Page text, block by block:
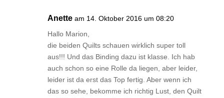
Anette am 14. Oktober 2016 um 08:20
Hallo Marion,
die beiden Quilts schauen wirklich super toll
aus!!! Und das Binding dazu ist klasse. Ich hab
auch schon so eine Rolle da liegen, aber leider,
leider ist da erst das Top fertig. Aber wenn ich
das so sehe, bekomme ich richtig Lust, den Quilt